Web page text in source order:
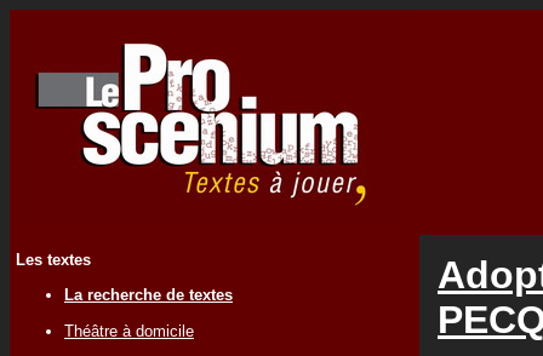
Les textes
La recherche de textes
Théâtre à domicile